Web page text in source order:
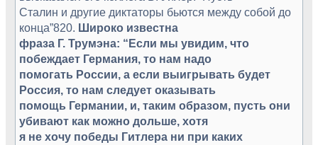
Сталин и другие диктаторы бьются между собой до
конца”820. Широко известна
фраза Г. Трумэна: “Если мы увидим, что
побеждает Германия, то нам надо
помогать России, а если выигрывать будет
Россия, то нам следует оказывать
помощь Германии, и, таким образом, пусть они
убивают как можно дольше, хотя
я не хочу победы Гитлера ни при каких